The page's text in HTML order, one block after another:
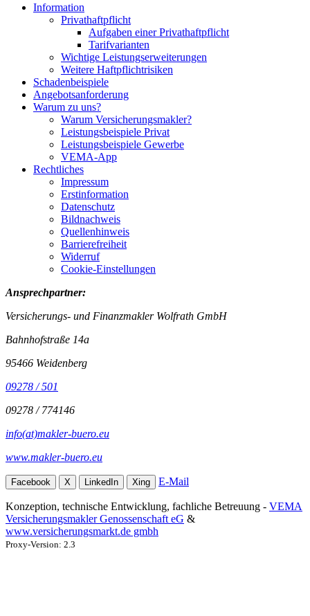
Information
Privathaftpflicht
Aufgaben einer Privathaftpflicht
Tarifvarianten
Wichtige Leistungserweiterungen
Weitere Haftpflichtrisiken
Schadenbeispiele
Angebotsanforderung
Warum zu uns?
Warum Versicherungsmakler?
Leistungsbeispiele Privat
Leistungsbeispiele Gewerbe
VEMA-App
Rechtliches
Impressum
Erstinformation
Datenschutz
Bildnachweis
Quellenhinweis
Barrierefreiheit
Widerruf
Cookie-Einstellungen
Ansprechpartner:
Versicherungs- und Finanzmakler Wolfrath GmbH
Bahnhofstraße 14a
95466 Weidenberg
09278 / 501
09278 / 774146
info(at)makler-buero.eu
www.makler-buero.eu
Facebook X LinkedIn Xing E-Mail
Konzeption, technische Entwicklung, fachliche Betreuung - VEMA
Versicherungsmakler Genossenschaft eG &
www.versicherungsmarkt.de gmbh
Proxy-Version: 2.3